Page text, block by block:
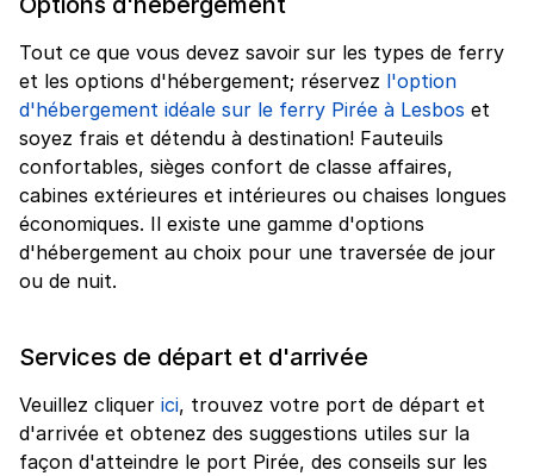
Tout ce que vous devez savoir sur les types de ferry
et les options d'hébergement; réservez l'option
d'hébergement idéale sur le ferry Pirée à Lesbos et
soyez frais et détendu à destination! Fauteuils
confortables, sièges confort de classe affaires,
cabines extérieures et intérieures ou chaises longues
économiques. Il existe une gamme d'options
d'hébergement au choix pour une traversée de jour
ou de nuit.
Services de départ et d'arrivée
Veuillez cliquer ici, trouvez votre port de départ et
d'arrivée et obtenez des suggestions utiles sur la
façon d'atteindre le port Pirée, des conseils sur les